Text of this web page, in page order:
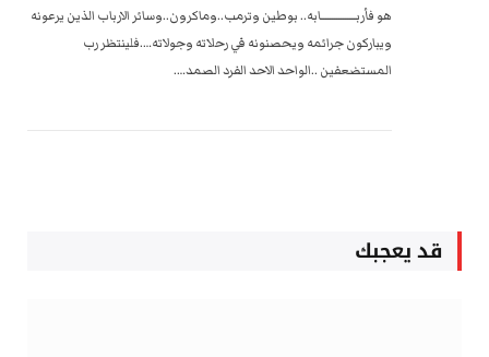
هو فأربــــــــــــــــابه.. بوطين وترمب..وماكرون..وسائر الارباب الذين يرعونه
ويباركون جرائمه ويحصنونه في رحلاته وجولاته….فلينتظر رب
المستضعفين ..الواحد الاحد الفرد الصمد….
قد يعجبك